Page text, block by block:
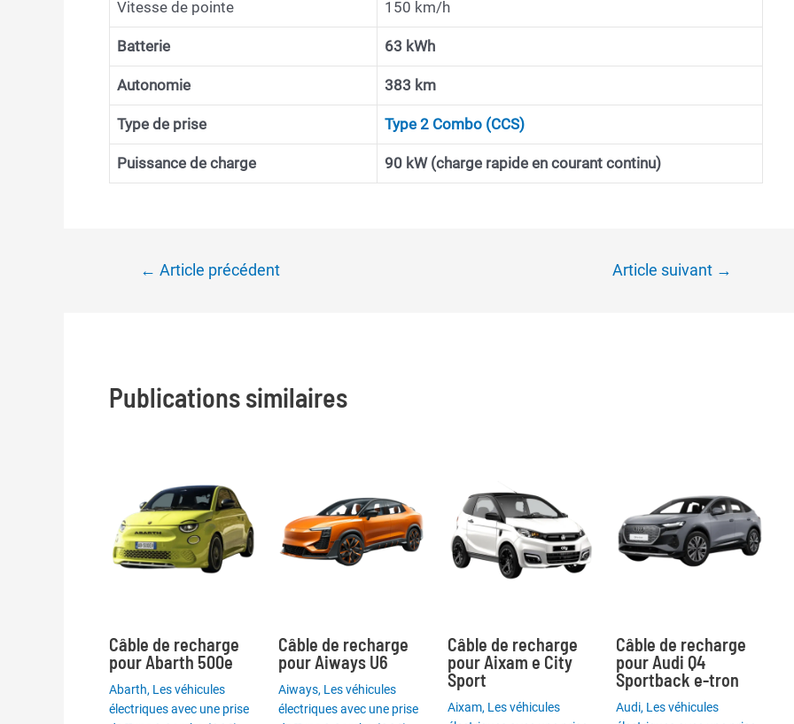
Vitesse de pointe 150 km/h
Batterie 63 kWh
Autonomie 383 km
Type de prise Type 2 Combo (CCS)
Puissance de charge 90 kW (charge rapide en courant continu)
Navigation
← Article précédent Article suivant →
Publications similaires
Câble de recharge
pour Abarth 500e
Abarth, Les véhicules
électriques avec une prise
Câble de recharge
pour Aiways U6
Aiways, Les véhicules
électriques avec une prise
Câble de recharge
pour Aixam e City
Sport
Aixam, Les véhicules
Câble de recharge
pour Audi Q4
Sportback e-tron
Audi, Les véhicules